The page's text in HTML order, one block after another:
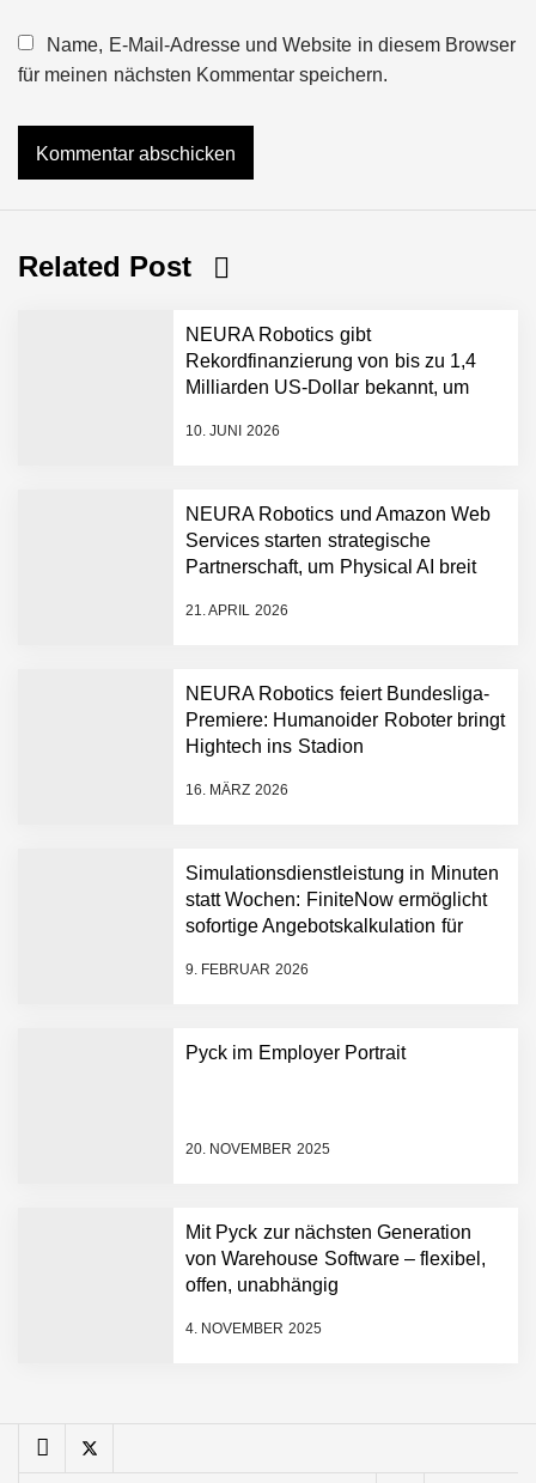
Name, E-Mail-Adresse und Website in diesem Browser
für meinen nächsten Kommentar speichern.
Related Post
NEURA Robotics gibt
Rekordfinanzierung von bis zu 1,4
Milliarden US-Dollar bekannt, um
Physical-AI-Plattform zu
10. JUNI 2026
NEURA Robotics und Amazon Web
Services starten strategische
Partnerschaft, um Physical AI breit
21. APRIL 2026
NEURA Robotics feiert Bundesliga-
Premiere: Humanoider Roboter bringt
Hightech ins Stadion
16. MÄRZ 2026
Simulationsdienstleistung in Minuten
statt Wochen: FiniteNow ermöglicht
sofortige Angebotskalkulation für
9. FEBRUAR 2026
Pyck im Employer Portrait
20. NOVEMBER 2025
Mit Pyck zur nächsten Generation
von Warehouse Software – flexibel,
offen, unabhängig
4. NOVEMBER 2025
NEURA Robotics gibt
Rekordfinanzierung von
Dollar bekannt, um den
Plattform zu beschleunigen
NEURA Robotics und
Amazon Web Services
starten strategische
AI breit auszurollen
Humanoider Roboter bringt
Hightech ins Stadion
Simulationsdienstleistung in
Minuten statt Wochen:
FiniteNow ermöglicht
Entwicklungsprozesse
Maximilian Mack von Pyck